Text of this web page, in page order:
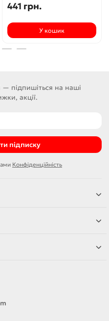
441 грн.
У кошик
— підпишіться на наші
акції.
підписку
Конфіденційність